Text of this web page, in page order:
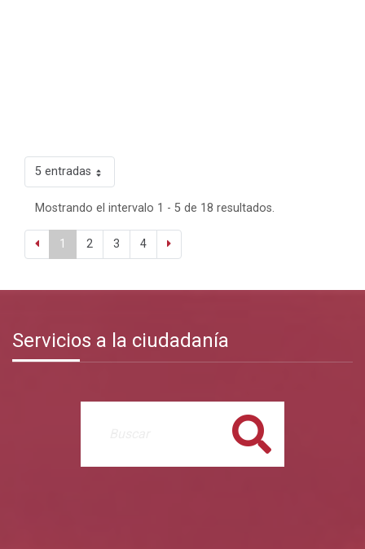
5 entradas
Mostrando el intervalo 1 - 5 de 18 resultados.
1 2 3 4
Servicios a la ciudadanía
Buscar